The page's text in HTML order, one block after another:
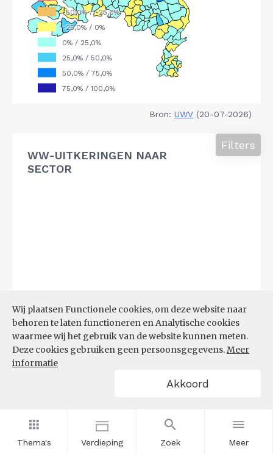
Thema's Verdieping Zoek Meer
Wij plaatsen Functionele cookies, om deze website naar
behoren te laten functioneren en Analytische cookies
waarmee wij het gebruik van de website kunnen meten.
Deze cookies gebruiken geen persoonsgegevens.Meer
informatie
Akkoord
Bron: UWV (20-07-2026)
WW-UITKERINGEN NAAR
SECTOR
Filters
WW-UITKERINGEN NAAR
Filters